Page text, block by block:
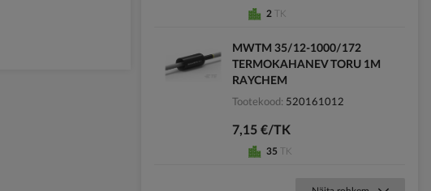
2 TK
MWTM 35/12-1000/172
TERMOKAHANEV TORU 1M
RAYCHEM
Tootekood 520161012
7,15 €/TK
35 TK